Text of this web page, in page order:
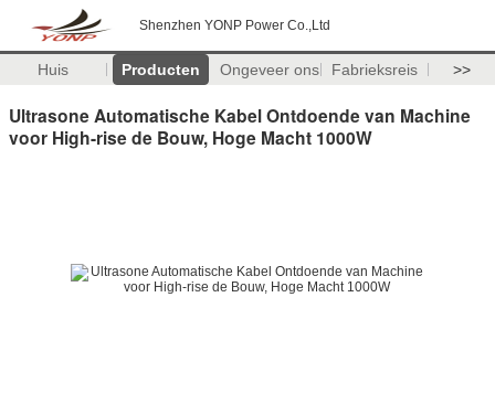
Shenzhen YONP Power Co.,Ltd
Huis Producten Ongeveer ons Fabrieksreis >>
Ultrasone Automatische Kabel Ontdoende van Machine
voor High-rise de Bouw, Hoge Macht 1000W